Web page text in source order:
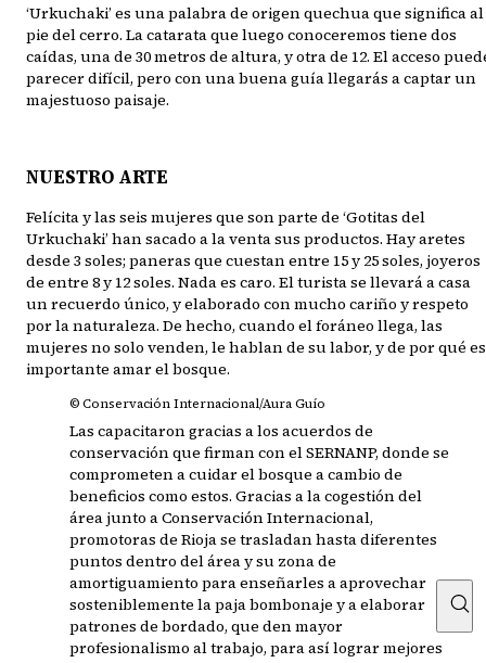
‘Urkuchaki’ es una palabra de origen quechua que significa al
pie del cerro. La catarata que luego conoceremos tiene dos
caídas, una de 30 metros de altura, y otra de 12. El acceso
parecer difícil, pero con una buena guía llegarás a captar un
majestuoso paisaje.
NUESTRO ARTE
Felícita y las seis mujeres que son parte de ‘Gotitas del
Urkuchaki’ han sacado a la venta sus productos. Hay aretes
desde 3 soles; paneras que cuestan entre 15 y 25 soles, joyeros
de entre 8 y 12 soles. Nada es caro. El turista se llevará a casa
un recuerdo único, y elaborado con mucho cariño y respeto
por la naturaleza. De hecho, cuando el foráneo llega, las
mujeres no solo venden, le hablan de su labor, y de por qué es
importante amar el bosque.
© Conservación Internacional/Aura Guío
Las capacitaron gracias a los acuerdos de
conservación que firman con el SERNANP, donde se
comprometen a cuidar el bosque a cambio de
beneficios como estos. Gracias a la cogestión del
área junto a Conservación Internacional,
promotoras de Rioja se trasladan hasta diferentes
puntos dentro del área y su zona de
amortiguamiento para enseñarles a aprovechar
sosteniblemente la paja bombonaje y a elaborar
patrones de bordado, que den mayor
profesionalismo al trabajo, para así lograr mejores